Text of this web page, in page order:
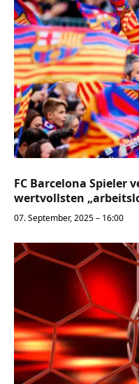
FC Barcelona Spieler
wertvollsten
07. September, 2025 – 16:00